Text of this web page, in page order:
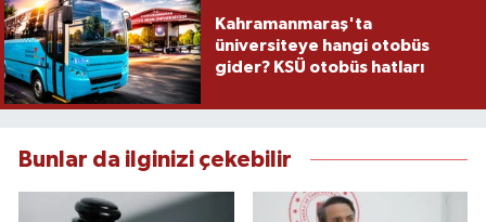
Kahramanmaraş'ta
üniversiteye hangi otobüs
gider? KSÜ otobüs hatları
Bunlar da ilginizi çekebilir